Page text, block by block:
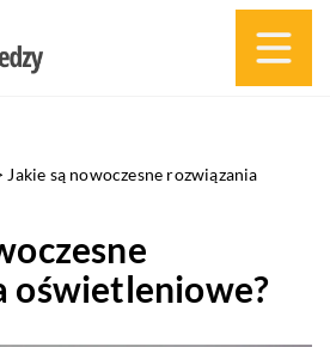
Jakie są nowoczesne rozwiązania
oświetleniowe?